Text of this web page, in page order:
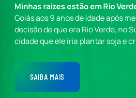
Minhas raízes estão em Rio
Goiás aos 9 anos de idade após
decisão de que era Rio Verde, no
cidade que ele iria plantar soja e
SAIBA MAIS